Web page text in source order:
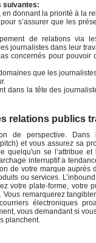
suivantes:
donnant la priorité à la
s’assurer que les
de relations via
journalistes dans leur
concernés pour pouvoir
que les
dans la tête des
relations publics
de perspective. Dans
et vous assurez sa
quelqu'un se l’attribue
interruptif a
de votre marque auprès
ou services.
votre plate-forme, votre
remarquerez
électroniques
vous demandant si
planchent.